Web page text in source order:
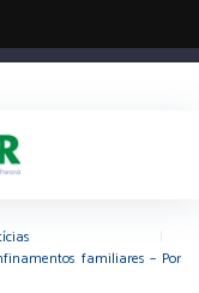
familiares – Por